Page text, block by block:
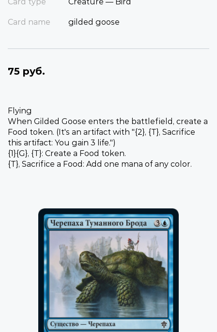
Card type Creature — Bird
Card name gilded goose
75 руб.
Flying
When Gilded Goose enters the battlefield, create a
Food token. (It's an artifact with "{2}, {T}, Sacrifice
this artifact: You gain 3 life.")
{1}{G}, {T}: Create a Food token.
{T}, Sacrifice a Food: Add one mana of any color.